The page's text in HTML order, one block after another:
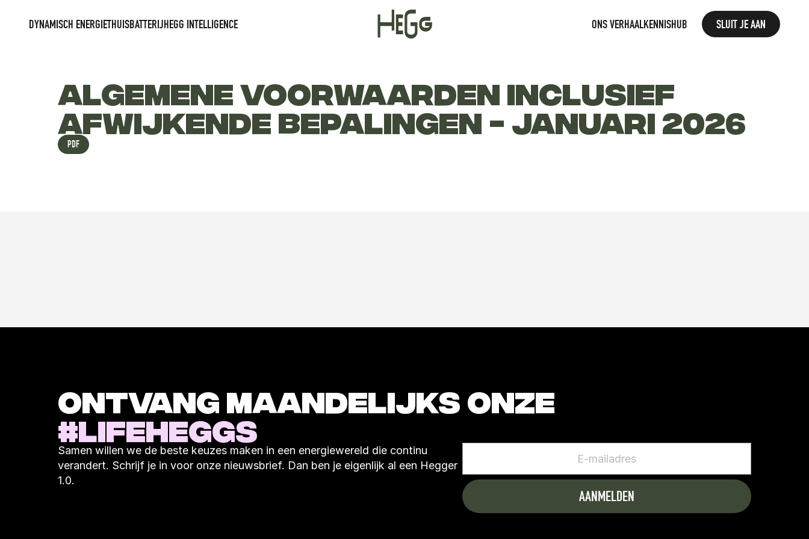
ALGEMENE VOORWAARDEN INCLUSIEF
AFWIJKENDE BEPALINGEN - JANUARI 2026
PDF
#LIFEHEGGS
Samen willen we de beste keuzes maken in een energiewereld die continu
verandert. Schrijf je in voor onze nieuwsbrief. Dan ben je eigenlijk al een Hegger
1.0.
DYNAMISCH ENERGIETHUISBATTERIJHEGG INTELLIGENCE ONS VERHAALKENNISHUB SLUIT JE AAN